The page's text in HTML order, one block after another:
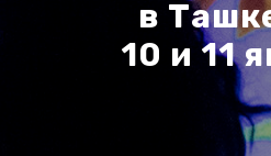
в
10 и 11